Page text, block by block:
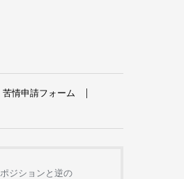
苦情申請フォーム
ポジションと 逆の